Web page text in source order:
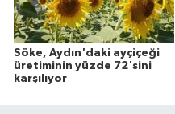
Söke, Aydın'daki ayçiçeği
üretiminin yüzde 72'sini
karşılıyor